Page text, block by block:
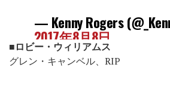
— Kenny Rogers
2017年8月8日
■ロビー・ウィリアムス
グレン・キャンベル、RIP